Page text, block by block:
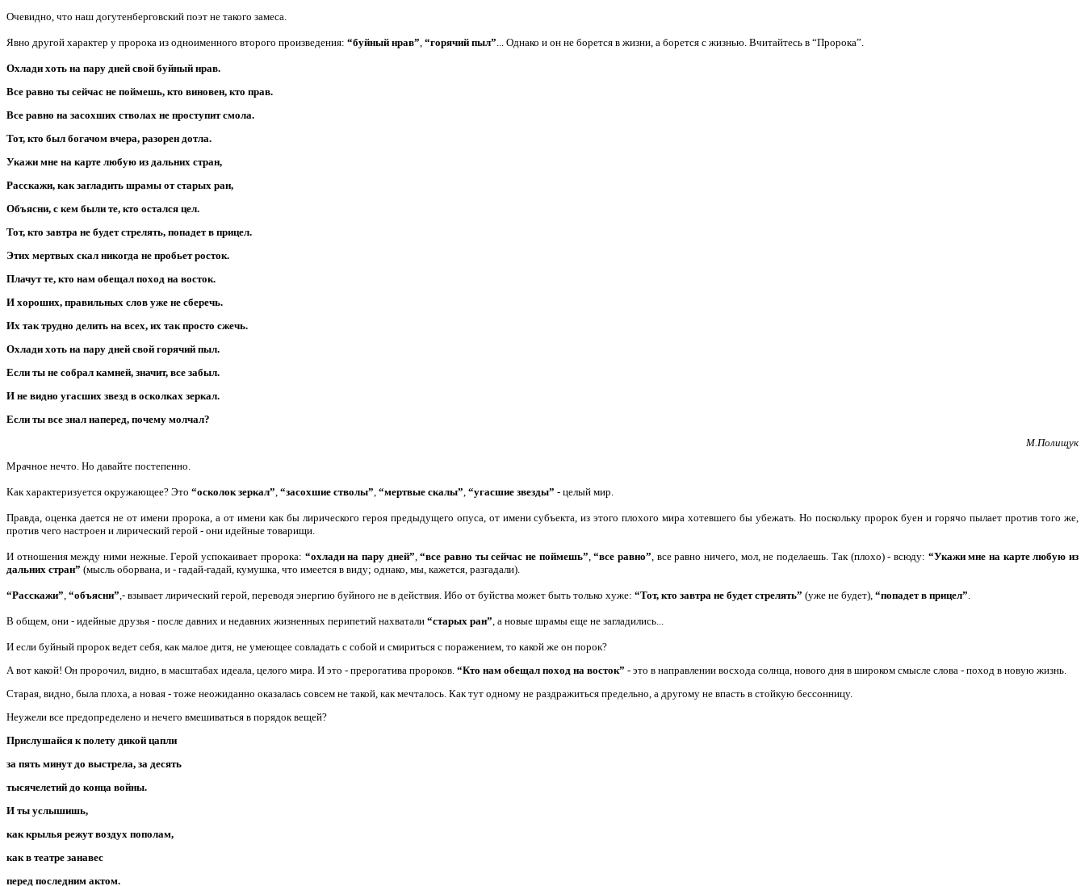
Очевидно, что наш догутенберговский поэт не такого замеса.
Явно другой характер у пророка из одноименного второго произведения: “буйный нрав”, “горячий пыл”... Однако и он не борется в жизни, а борется с жизнью. Вчитайтесь в “Пророка”.
Охлади хоть на пару дней свой буйный нрав.
Все равно ты сейчас не поймешь, кто виновен, кто прав.
Все равно на засохших стволах не проступит смола.
Тот, кто был богачом вчера, разорен дотла.
Укажи мне на карте любую из дальних стран,
Расскажи, как загладить шрамы от старых ран,
Объясни, с кем были те, кто остался цел.
Тот, кто завтра не будет стрелять, попадет в прицел.
Этих мертвых скал никогда не пробьет росток.
Плачут те, кто нам обещал поход на восток.
И хороших, правильных слов уже не сберечь.
Их так трудно делить на всех, их так просто сжечь.
Охлади хоть на пару дней свой горячий пыл.
Если ты не собрал камней, значит, все забыл.
И не видно угасших звезд в осколках зеркал.
Если ты все знал наперед, почему молчал?
М.Полищук
Мрачное нечто. Но давайте постепенно.
Как характеризуется окружающее? Это “осколок зеркал”, “засохшие стволы”, “мертвые скалы”, “угасшие звезды” - целый мир.
Правда, оценка дается не от имени пророка, а от имени как бы лирического героя предыдущего опуса, от имени субъекта, из этого плохого мира хотевшего бы убежать. Но поскольку пророк буен и горячо пылает против того же,
против чего настроен и лирический герой - они идейные товарищи.
И отношения между ними нежные. Герой успокаивает пророка: “охлади на пару дней”,“все равно ты сейчас не поймешь”,“все равно”, все равно ничего, мол, не поделаешь. Так (плохо) - всюду: “Укажи мне на карте любую из
дальних стран” (мысль оборвана, и - гадай-гадай, кумушка, что имеется в виду; однако, мы, кажется, разгадали).
“Расскажи”, “объясни”,- взывает лирический герой, переводя энергию буйного не в действия. Ибо от буйства может быть только хуже: “Тот, кто завтра не будет стрелять” (уже не будет), “попадет в прицел”.
В общем, они - идейные друзья - после давних и недавних жизненных перипетий нахватали “старых ран”, а новые шрамы еще не загладились...
И если буйный пророк ведет себя, как малое дитя, не умеющее совладать с собой и смириться с поражением, то какой же он порок?
А вот какой! Он пророчил, видно, в масштабах идеала, целого мира. И это - прерогатива пророков. “Кто нам обещал поход на восток” - это в направлении восхода солнца, нового дня в широком смысле слова - поход в новую жизнь.
Старая, видно, была плоха, а новая - тоже неожиданно оказалась совсем не такой, как мечталось. Как тут одному не раздражиться предельно, а другому не впасть в стойкую бессонницу.
Неужели все предопределено и нечего вмешиваться в порядок вещей?
Прислушайся к полету дикой цапли
за пять минут до выстрела, за десять
тысячелетий до конца войны.
И ты услышишь,
как крылья режут воздух пополам,
как в театре занавес
перед последним актом.